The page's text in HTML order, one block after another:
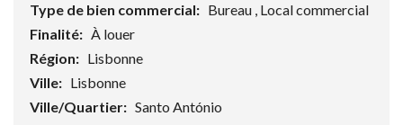
Type de bien commercial: Bureau , Local commercial
Finalité: À louer
Région: Lisbonne
Ville: Lisbonne
Ville/Quartier: Santo António